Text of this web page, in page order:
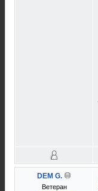
DEM G.
Ветеран